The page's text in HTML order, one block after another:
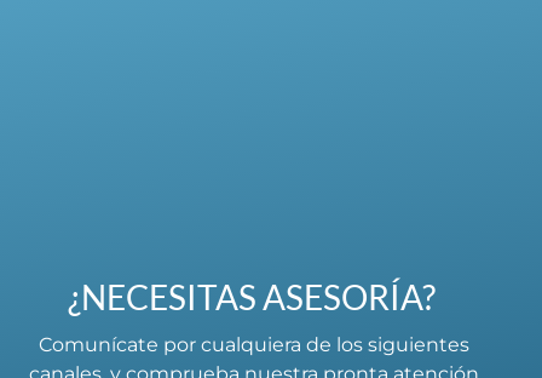
¿NECESITAS ASESORÍA?
Comunícate por cualquiera de los siguientes